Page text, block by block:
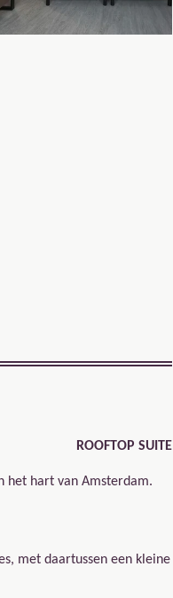
ROOFTOP SUITE
het hart van Amsterdam.
met daartussen een kleine